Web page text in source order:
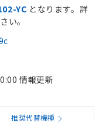
YC となります。詳
い。
情報更新
推奨代替機種